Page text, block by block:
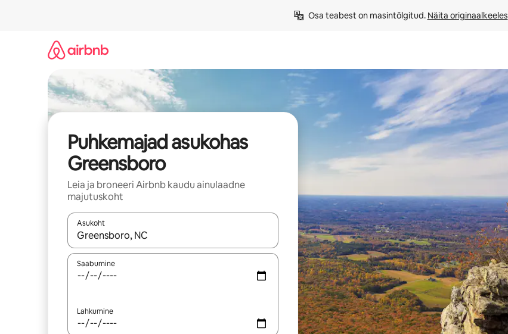
Osa teabest on masintõlgitud. Näita originaalkeeles
Puhkemajad asukohas
Greensboro
Leia ja broneeri Airbnb kaudu ainulaadne
majutuskoht
Asukoht
Kui tulemused on kuvatud, liigu ekraanil nooleklahvidega või puuduta või tõmba mööda ekraani.
Saabumine
Lahkumine